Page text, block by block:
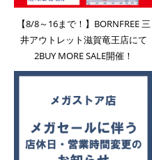
【8/8～16まで！】BORNFREE 三
井アウトレット滋賀竜王店にて
2BUY MORE SALE開催！